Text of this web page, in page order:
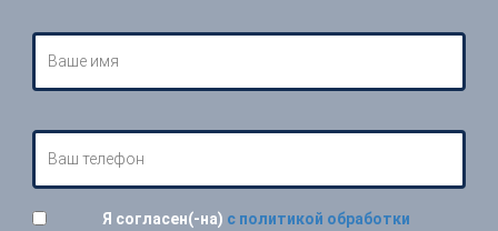
Я согласен(-на) с политикой обработки